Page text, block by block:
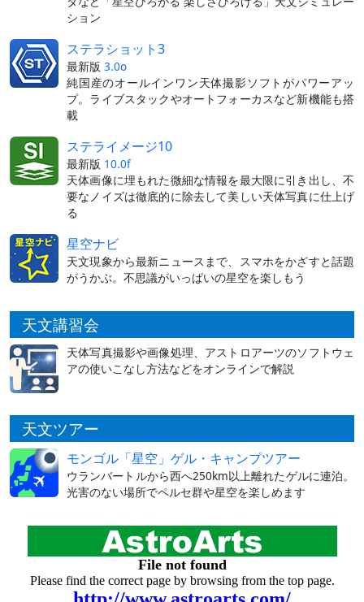
ション
ステラショット3
最新版 3.0o
純国産のオールインワン天体撮影ソフトがパワーアッ
プ。ライブスタックやオートフォーカスなど新機能も搭
載
ステライメージ10
最新版 10.0f
天体画像に埋もれた微細な情報を最大限に引き出し、不
要なノイズは徹底的に除去して美しい天体写真に仕上げ
る
星空ナビ
天文現象から最新ニュースまで、スマホをかざすと話題
がうかぶ。不思議がいっぱいの星空を楽しもう
天文講習会
天体写真撮影や画像処理、アストロアーツのソフトウェ
アの使いこなし方法などをオンラインで解説
天文ツアー
モンゴル「星空」ゲル・キャンプツアー
ウランバートルから西へ250km以上離れたゲルに連泊。
光害のない場所でペルセ群や星空を楽しめます